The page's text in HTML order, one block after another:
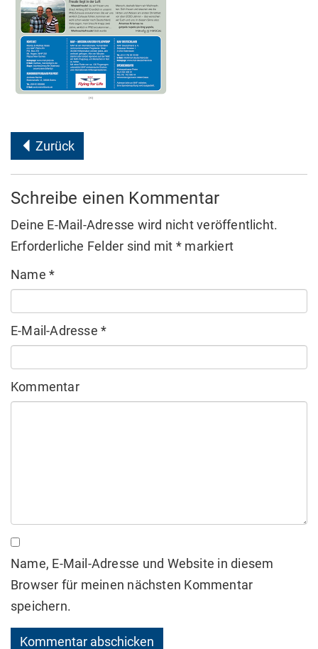
Zurück
Schreibe einen Kommentar
Deine E-Mail-Adresse wird nicht veröffentlicht.
Erforderliche Felder sind mit * markiert
Name*
E-Mail-Adresse*
Kommentar
Name, E-Mail-Adresse und Website in diesem
Browser für meinen nächsten Kommentar
speichern.